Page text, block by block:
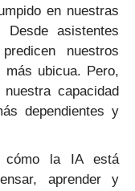
en nuestras
asistentes
nuestros
ubicua. Pero,
capacidad
dependientes y
cómo la IA está
aprender y